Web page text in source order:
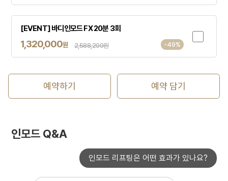
[EVENT] 바디인모드 FX 20분 3회
1,320,000원 2,588,200원 -49%
예약하기 예약 담기
인모드 Q&A
인모드 리프팅은 어떤 효과가 있나요?